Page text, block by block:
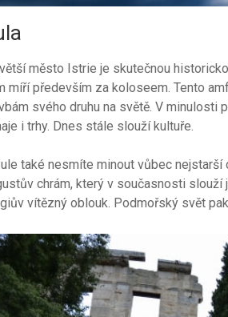
město Istrie je skutečnou
míří především za koloseem. Tento
svého druhu na světě. V minulosti
i trhy. Dnes stále slouží kultuře.
také nesmíte minout vůbec nejstarší
chrám, který v současnosti
vítězný oblouk. Podmořský svět